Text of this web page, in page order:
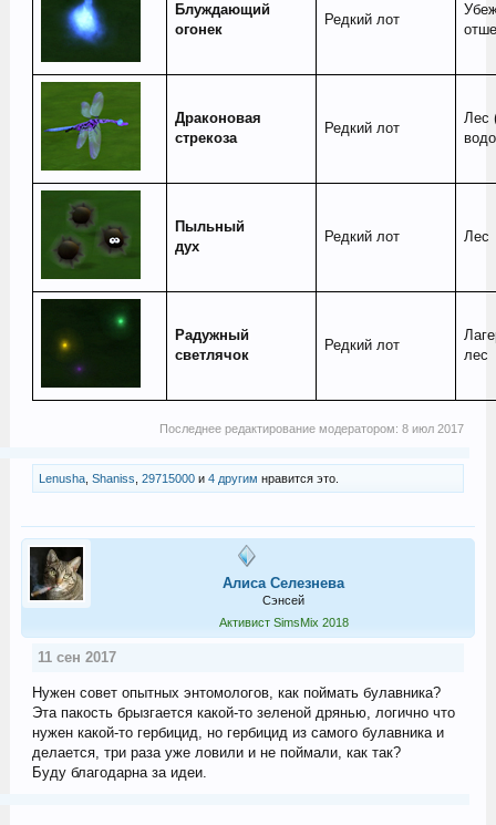
Блуждающий
огонек
Редкий лот
Драконовая
стрекоза
Редкий лот
Лес
Пыльный
дух
Редкий лот Лес
Радужный
светлячок
Редкий лот
лес
Последнее редактирование модератором:8 июл 2017
Lenusha, Shaniss 29715000и 4 другим нравится это.
Алиса Селезнева
Сэнсей
Активист SimsMix 2018
11 сен 2017
Нужен совет опытных энтомологов, как поймать булавника?
Эта пакость брызгается какой-то зеленой дрянью, логично что
нужен какой-то гербицид, но гербицид из самого булавника и
делается, три раза уже ловили и не поймали, как так?
Буду благодарна за идеи.